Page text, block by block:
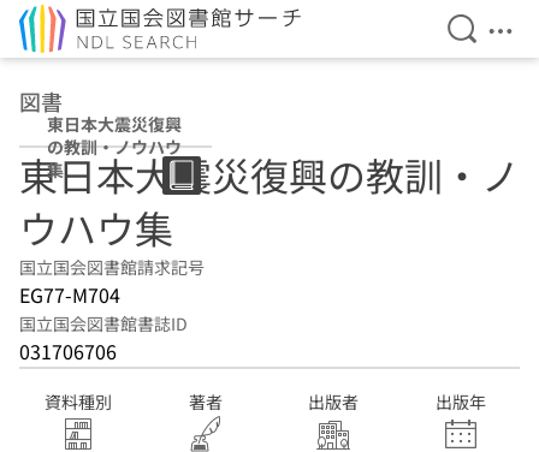
検索を
メ
図書
東日本大震災復興
の教訓・ノウハウ
集
東日本大震災復興の教訓・ノ
ウハウ集
国立国会図書館請求記号
EG77-M704
国立国会図書館書誌ID
031706706
資料種別 著者 出版者 出版年